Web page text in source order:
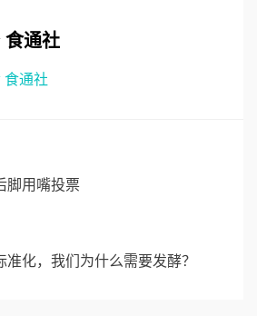
食通社
通社
脚用嘴投票
准化，我们为什么需要发酵？